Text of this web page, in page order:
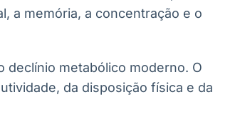
a memória, a concentração e o
declínio metabólico moderno. O
da disposição física e da